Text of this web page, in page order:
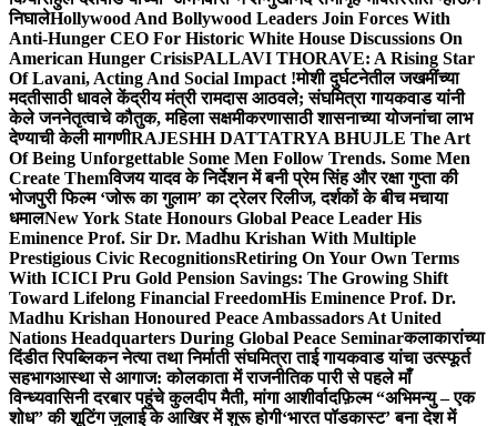
निघालेHollywood And Bollywood Leaders Join Forces With
Anti-Hunger CEO For Historic White House Discussions On
American Hunger CrisisPALLAVI THORAVE: A Rising Star
Of Lavani, Acting And Social Impact !मोशी दुर्घटनेतील जखमींच्या
मदतीसाठी धावले केंद्रीय मंत्री रामदास आठवले; संघमित्रा गायकवाड यांनी
केले जननेतृत्वाचे कौतुक, महिला सक्षमीकरणासाठी शासनाच्या योजनांचा लाभ
देण्याची केली मागणीRAJESHH DATTATRYA BHUJLE The Art
Of Being Unforgettable Some Men Follow Trends. Some Men
Create Themविजय यादव के निर्देशन में बनी प्रेम सिंह और रक्षा गुप्ता की
भोजपुरी फिल्म ‘जोरू का गुलाम’ का ट्रेलर रिलीज, दर्शकों के बीच मचाया
धमालNew York State Honours Global Peace Leader His
Eminence Prof. Sir Dr. Madhu Krishan With Multiple
Prestigious Civic RecognitionsRetiring On Your Own Terms
With ICICI Pru Gold Pension Savings: The Growing Shift
Toward Lifelong Financial FreedomHis Eminence Prof. Dr.
Madhu Krishan Honoured Peace Ambassadors At United
Nations Headquarters During Global Peace Seminarकलाकारांच्या
दिंडीत रिपब्लिकन नेत्या तथा निर्माती संघमित्रा ताई गायकवाड यांचा उत्स्फूर्त
सहभागआस्था से आगाज: कोलकाता में राजनीतिक पारी से पहले माँ
विन्ध्यवासिनी दरबार पहुंचे कुलदीप मैती, मांगा आशीर्वादफ़िल्म “अभिमन्यु – एक
शोध” की शूटिंग जुलाई के आखिर में शुरू होगी‘भारत पॉडकास्ट’ बना देश में